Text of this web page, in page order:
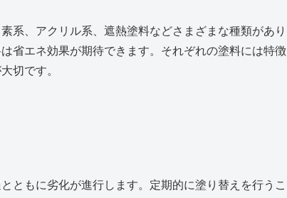
系、アクリル系、遮熱塗料などさまざまな種類があり
省エネ効果が期待できます。それぞれの塗料には特徴
切です。
ともに劣化が進行します。定期的に塗り替えを行うこ